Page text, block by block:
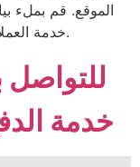
الموقع. قم بملء
خدمة العملاء بالاتصال بك لتأكيد الطلب والموافقة عليه.
خدمة